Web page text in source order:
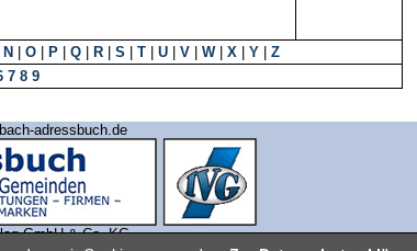
N O P Q R S T U V W| X Y
Z
7 8 9
adressbuch.de
GmbH & Co. KG